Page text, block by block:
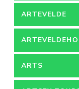
ARTEVELDE
ARTS